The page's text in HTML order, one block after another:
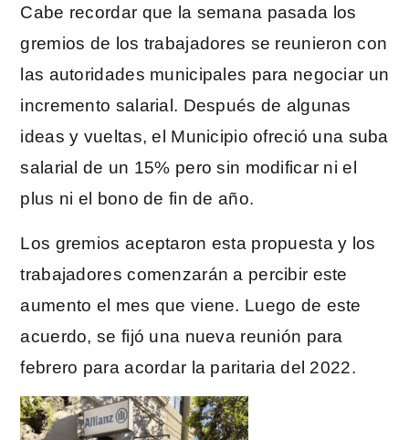
Cabe recordar que la semana pasada los
gremios de los trabajadores se reunieron con
las autoridades municipales para negociar un
incremento salarial. Después de algunas
ideas y vueltas, el Municipio ofreció una suba
salarial de un 15% pero sin modificar ni el
plus ni el bono de fin de año.
Los gremios aceptaron esta propuesta y los
trabajadores comenzarán a percibir este
aumento el mes que viene. Luego de este
acuerdo, se fijó una nueva reunión para
febrero para acordar la paritaria del 2022.